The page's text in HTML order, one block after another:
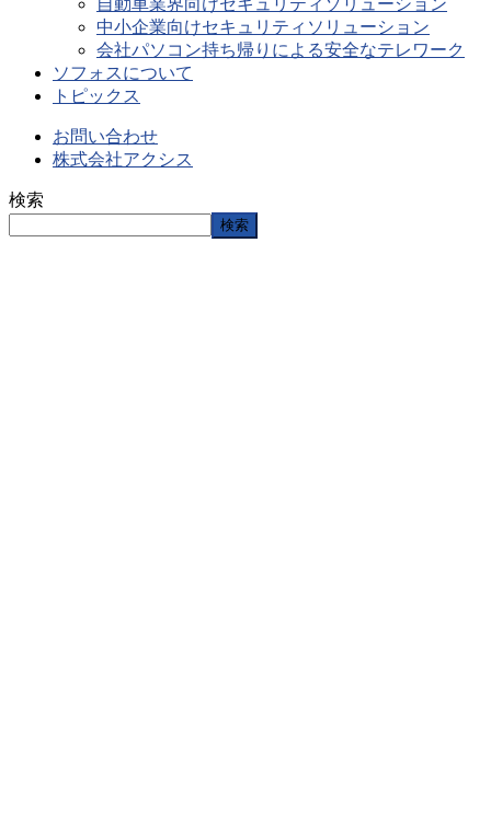
中小企業向けセキュリティソリューション
会社パソコン持ち帰りによる安全なテレワーク
ソフォスについて
トピックス
お問い合わせ
株式会社アクシス
検索
検索